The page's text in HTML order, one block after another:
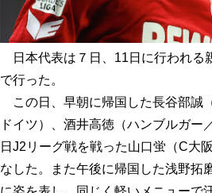
日本代表は７日、11日に行われる
で行った。
この日、早朝に帰国した長谷部誠
ドイツ）、酒井高徳（ハンブルガ
日J2リーグ戦を戦った山口蛍（C大
なした。また午後に帰国した浅野拓